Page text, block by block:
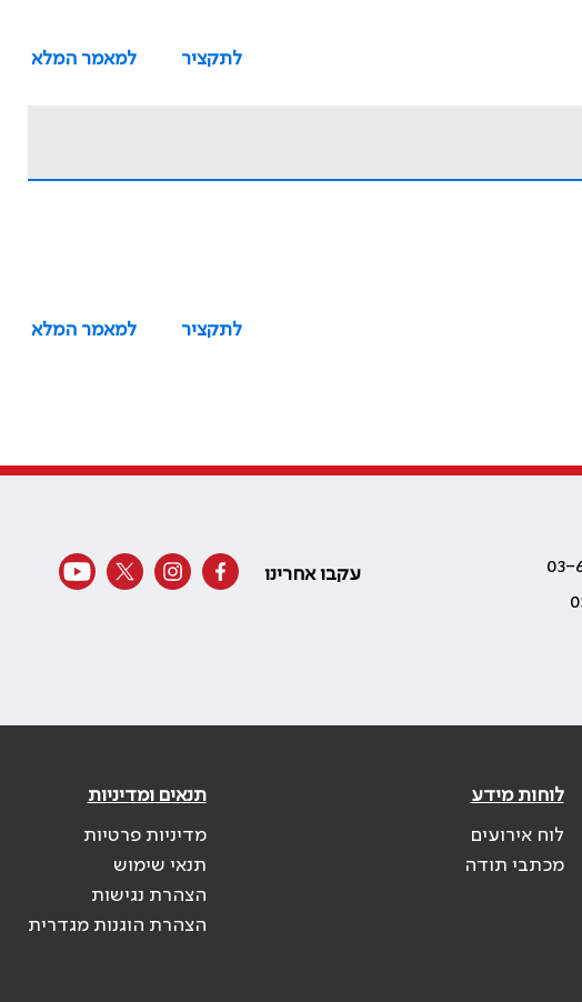
לתקציר
למאמר המלא
לתקציר
למאמר המלא
עקבו אחרינו
לוחות מידע
לוח אירועים
מכתבי תודה
תנאים ומדיניות
מדיניות פרטיות
תנאי שימוש
הצהרת נגישות
הצהרת הוגנות מגדרית